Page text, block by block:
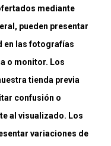
mediante
pueden presentar
en las fotografías
o monitor. Los
tienda previa
confusión o
al visualizado. Los
variaciones de